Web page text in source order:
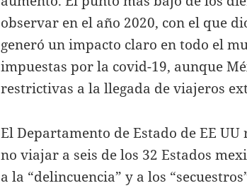
observar en el año 2020, con el que
generó un impacto claro en todo el
impuestas por la covid-19, aunque
restrictivas a la llegada de viajeros
El Departamento de Estado de EE
no viajar a seis de los 32 Estados
a la “delincuencia” y a los